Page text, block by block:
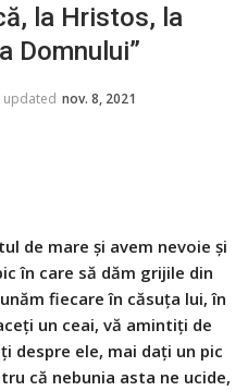
la Hristos, la
Domnului”
updated nov. 8, 2021
de mare şi avem nevoie şi
în care să dăm grijile din
fiecare în căsuţa lui, în
un ceai, vă amintiţi de
despre ele, mai daţi un pic
că nebunia asta ne ucide,